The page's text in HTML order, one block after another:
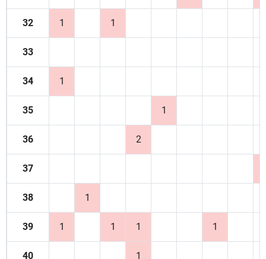
32 1 1
33
34 1
35 1
36 2
37
38 1
39 1 1 1 1
40 1